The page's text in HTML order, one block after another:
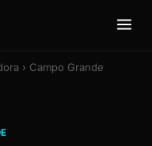
› Campo Grande